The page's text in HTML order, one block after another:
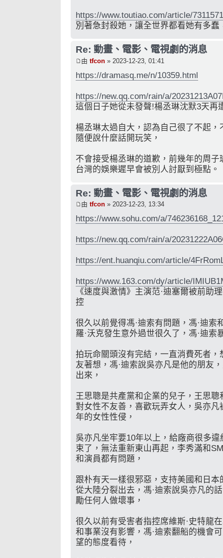
https://www.toutiao.com/article/
別著急封殺她，讓全世界都看她有多
Re: 動畫、電影、電視劇的消息
由 tfcon » 2023-12-23, 01:41
https://dramasq.me/n/10359.html
https://new.qq.com/rain/a/
這個日子她從未發聲!楊丞琳沈默3天再
楊丞琳太過自大，認為自己很了不起
隨便說什麼話開玩笑，
不會接受楊丞琳的道歉，前幾年的周
台灣的娛樂遲早會被別人討厭到極點。
Re: 動畫、電影、電視劇的消息
由 tfcon » 2023-12-23, 13:34
https://www.sohu.com/a/
https://new.qq.com/rain/a/
https://ent.huanqiu.com/article/
https://www.163.com/dy/article/
《速度與激情》主演范·迪塞爾被前助
控
很久以前覺得馮·迪索有問題，馮·迪索
羅·沃克發生意外過世很久了，馮·迪索
拍玩命關頭沒有完結，一直消費死者，
友著想，馮·迪索說吳亦凡是他的朋友
出來，
王思聰是共產黨和企業的兒子，王思
對女性不友善，喜歡玩弄女人，吳亦
年的女性性侵，
吳亦凡坐牢要10年以上，給廠商很多
束了，無法重新東山再起，李秀滿和
和演員都有問題，
跟朴有天一樣很邪惡，支持美國和日
從大陸分裂出去，馮·迪索說吳亦凡的
勵任何人做壞事，
很久以前有受害者指控席維斯·史特龍
和事業沒有影響，馮·迪索翻船的機會
望的態度看待，